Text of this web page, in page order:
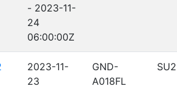
- 2023-11-
24
06:00:00Z
2023-11-
23
GND-
A018FL